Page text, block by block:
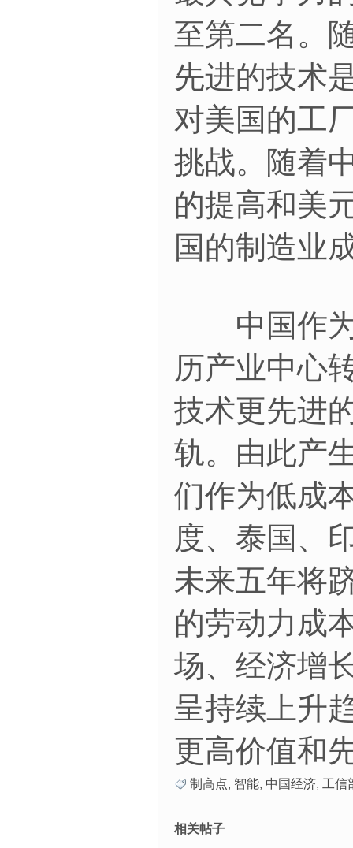
至第二名。
先进的技术
对美国的工
挑战。随着
的提高和美
国的制造业
中国作为
历产业中心
技术更先进
轨。由此产
们作为低成
度、泰国、
未来五年将
的劳动力成
场、经济增
呈持续上升
更高价值和
制高点, 智能, 中国经济, 工信
相关帖子